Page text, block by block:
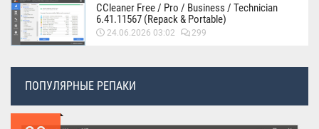
CCleaner Free / Pro / Business / Technician
6.41.11567 (Repack & Portable)
24.06.2026 03:02 299
ПОПУЛЯРНЫЕ РЕПАКИ